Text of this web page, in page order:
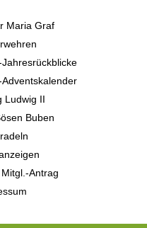
Maria Graf
Jahresrückblicke
Adventskalender
Ludwig II
Buben
Antrag